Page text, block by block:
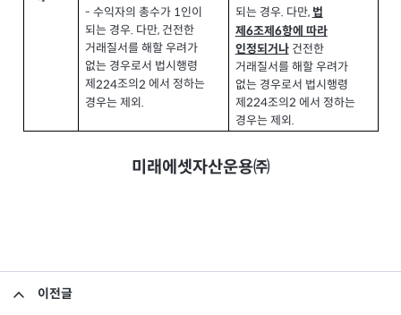
- 수익자의 총수가1인이
되는 경우. 다만, 건전한
거래질서를 해할 우려가
없는 경우로서 법시행령
제224조의2 에서 정하는
경우는 제외.
되는 경우. 다만, 법
제6조제6항에 따라
인정되거나건전한
거래질서를 해할 우려가
없는 경우로서 법시행령
제 224조의2 에서 정하는
경우는 제외.
미래에셋자산운용㈜
이전글